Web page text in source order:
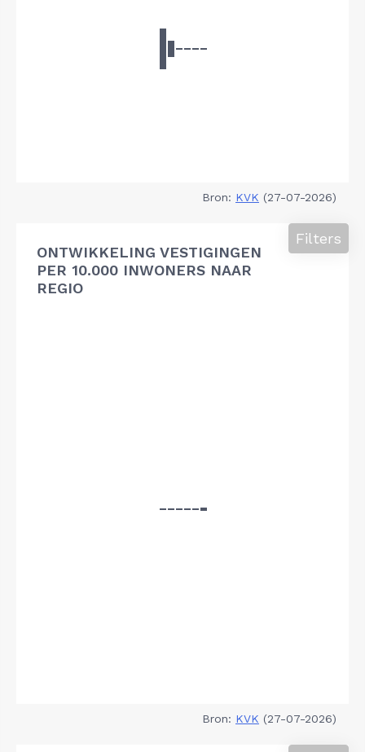
Bron: KVK (27-07-2026)
ONTWIKKELING VESTIGINGEN
PER 10.000 INWONERS NAAR
REGIO
Filters
Bron: KVK (27-07-2026)